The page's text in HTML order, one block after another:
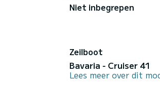
Niet inbegrepen
Zeilboot
Bavaria - Cruiser 41
Lees meer over dit